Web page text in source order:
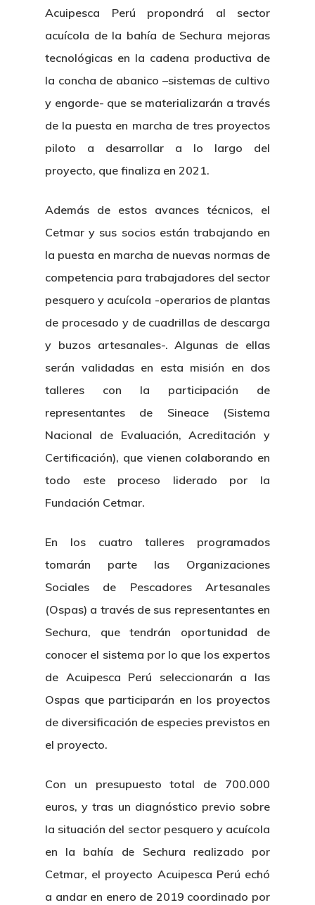
Acuipesca Perú propondrá al sector
acuícola de la bahía de Sechura mejoras
tecnológicas en la cadena productiva de
la concha de abanico –sistemas de cultivo
y engorde- que se materializarán a través
de la puesta en marcha de tres proyectos
piloto a desarrollar a lo largo del
proyecto, que finaliza en 2021.
Además de estos avances técnicos, el
Cetmar y sus socios están trabajando en
la puesta en marcha de nuevas normas de
competencia para trabajadores del sector
pesquero y acuícola -operarios de plantas
de procesado y de cuadrillas de descarga
y buzos artesanales-. Algunas de ellas
serán validadas en esta misión en dos
talleres con la participación de
representantes de Sineace (Sistema
Nacional de Evaluación, Acreditación y
Certificación), que vienen colaborando en
todo este proceso liderado por la
Fundación Cetmar.
En los cuatro talleres programados
tomarán parte las Organizaciones
Sociales de Pescadores Artesanales
(Ospas) a través de sus representantes en
Sechura, que tendrán oportunidad de
conocer el sistema por lo que los expertos
de Acuipesca Perú seleccionarán a las
Ospas que participarán en los proyectos
de diversificación de especies previstos en
el proyecto.
Con un presupuesto total de 700.000
euros, y tras un diagnóstico previo sobre
la situación del sector pesquero y acuícola
en la bahía de Sechura realizado por
Cetmar, el proyecto Acuipesca Perú echó
a andar en enero de 2019 coordinado por